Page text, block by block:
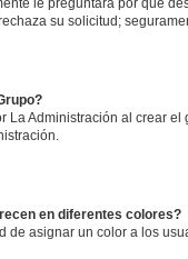
le preguntará por qué
su solicitud;
La Administración al crear
en diferentes colores?
de asignar un color a los